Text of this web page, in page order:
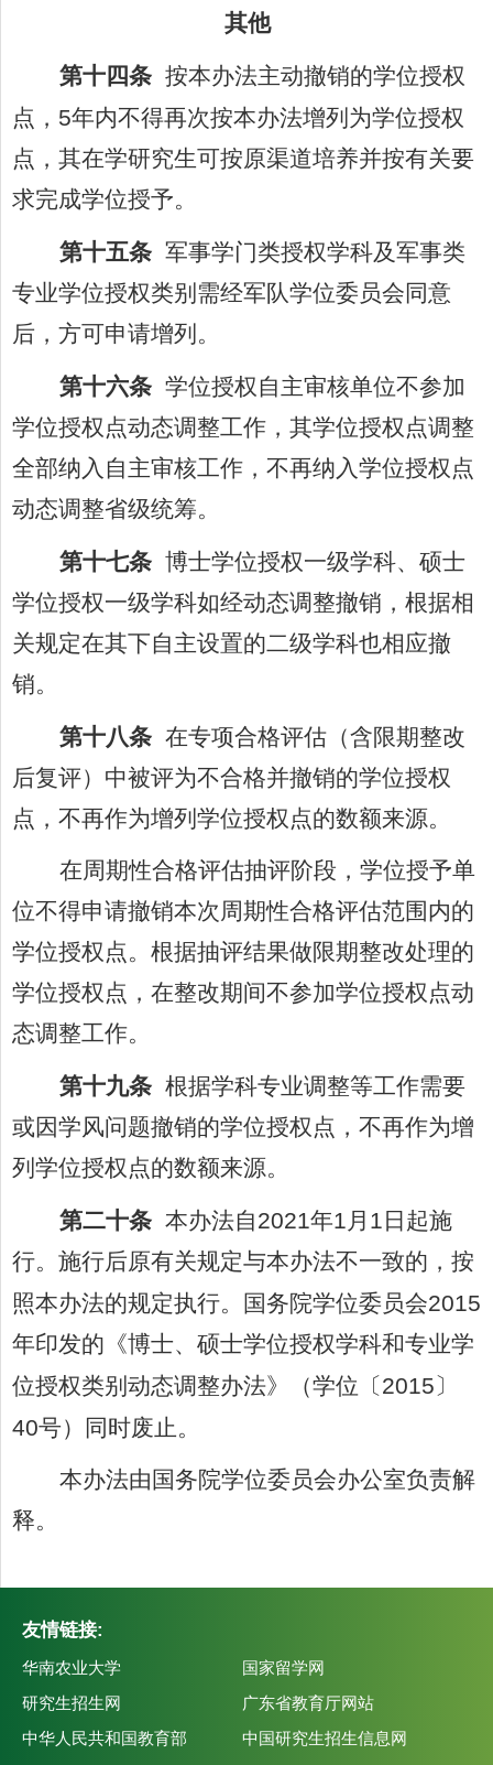
其他
第十四条 按本办法主动撤销的学位授权
点， 5年内不得再次按本办法增列为学位授权
点，其在学研究生可按原渠道培养并按有关要
求完成学位授予。
第十五条 军事学门类授权学科及军事类
专业学位授权类别需经军队学位委员会同意
后，方可申请增列。
第十六条 学位授权自主审核单位不参加
学位授权点动态调整工作，其学位授权点调整
全部纳入自主审核工作，不再纳入学位授权点
动态调整省级统筹。
第十七条 博士学位授权一级学科、硕士
学位授权一级学科如经动态调整撤销，根据相
关规定在其下自主设置的二级学科也相应撤
销。
第十八条 在专项合格评估（含限期整改
后复评）中被评为不合格并撤销的学位授权
点，不再作为增列学位授权点的数额来源。
在周期性合格评估抽评阶段，学位授予单
位不得申请撤销本次周期性合格评估范围内的
学位授权点。根据抽评结果做限期整改处理的
学位授权点，在整改期间不参加学位授权点动
态调整工作。
第十九条 根据学科专业调整等工作需要
或因学风问题撤销的学位授权点，不再作为增
列学位授权点的数额来源。
第二十条 本办法自2021年1月 1 日起施
行。施行后原有关规定与本办法不一致的，按
照本办法的规定执行。国务院学位委员会2015
年印发的《博士、硕士学位授权学科和专业学
位授权类别动态调整办法》（学位〔2015〕
40号）同时废止。
本办法由国务院学位委员会办公室负责解
释。
友情链接:
华南农业大学
国家留学网
研究生招生网
广东省教育厅网站
中华人民共和国教育部
中国研究生招生信息网